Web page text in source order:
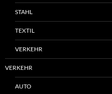
STAHL
TEXTIL
VERKEHR
VERKEHR
AUTO